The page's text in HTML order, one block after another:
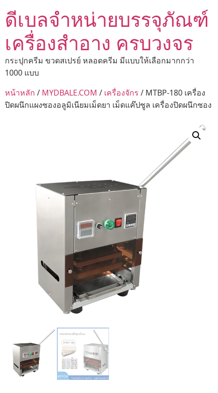
ดีเบลจำหน่ายบรรจุภัณฑ์
เครื่องสำอาง ครบวงจร
กระปุกครีม ขวดสเปรย์ หลอดครีม มีแบบให้เลือกมากกว่า
1000 แบบ
หน้าหลัก / MYDBALE.COM / เครื่องจักร / MTBP-180 เครื่อง
ปิดผนึกแผงซองอลูมิเนียมเม็ดยา เม็ดแค๊ปซูล เครื่องปิดผนึกซอง